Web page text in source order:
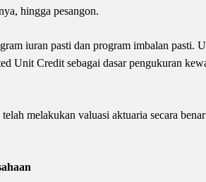
hingga pesangon.
iuran pasti dan program imbalan pasti.
Unit Credit sebagai dasar pengukuran
melakukan valuasi aktuaria secara